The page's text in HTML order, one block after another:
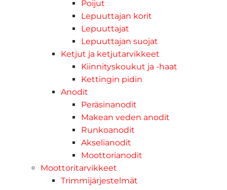
Poijut
Lepuuttajan korit
Lepuuttajat
Lepuuttajan suojat
Ketjut ja ketjutarvikkeet
Kiinnityskoukut ja -haat
Kettingin pidin
Anodit
Peräsinanodit
Makean veden anodit
Runkoanodit
Akselianodit
Moottorianodit
Moottoritarvikkeet
Trimmijärjestelmät